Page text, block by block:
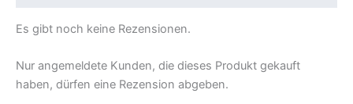
Es gibt noch keine Rezensionen.
Nur angemeldete Kunden, die dieses Produkt gekauft
haben, dürfen eine Rezension abgeben.